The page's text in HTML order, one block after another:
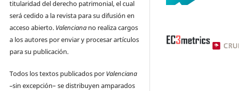
titularidad del derecho patrimonial, el cual
será cedido a la revista para su difusión en
acceso abierto. Valenciana no realiza cargos
a los autores por enviar y procesar artículos
para su publicación.
Todos los textos publicados por Valenciana
–sin excepción– se distribuyen amparados